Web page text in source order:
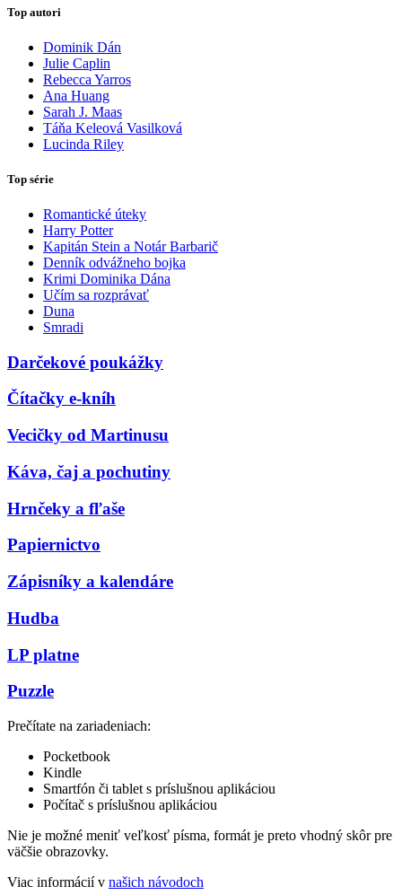
Top autori
Dominik Dán
Julie Caplin
Rebecca Yarros
Ana Huang
Sarah J. Maas
Táňa Keleová Vasilková
Lucinda Riley
Top série
Romantické úteky
Harry Potter
Kapitán Stein a Notár Barbarič
Denník odvážneho bojka
Krimi Dominika Dána
Učím sa rozprávať
Duna
Smradi
Darčekové poukážky
Čítačky e-kníh
Vecičky od Martinusu
Káva, čaj a pochutiny
Hrnčeky a fľaše
Papiernictvo
Zápisníky a kalendáre
Hudba
LP platne
Puzzle
Prečítate na zariadeniach:
Pocketbook
Kindle
Smartfón či tablet s príslušnou aplikáciou
Počítač s príslušnou aplikáciou
Nie je možné meniť veľkosť písma, formát je preto vhodný skôr pre
väčšie obrazovky.
Viac informácií v našich návodoch